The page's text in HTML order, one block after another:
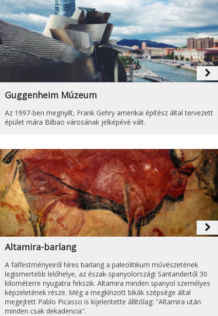
navigate_next
Guggenheim Múzeum
Az 1997-ben megnyílt, Frank Gehry amerikai építész által tervezett
épület mára Bilbao városának jelképévé vált.
navigate_next
Altamira-barlang
A falfestményeiről híres barlang a paleolitikum művészetének
legismertebb lelőhelye, az észak-spanyolországi Santandertől 30
kilométerre nyugatra fekszik. Altamira minden spanyol személyes
képzeletének része. Még a megkínzott bikák szépsége által
megejtett Pablo Picasso is kijelentette állítólag: "Altamira után
minden csak dekadencia".